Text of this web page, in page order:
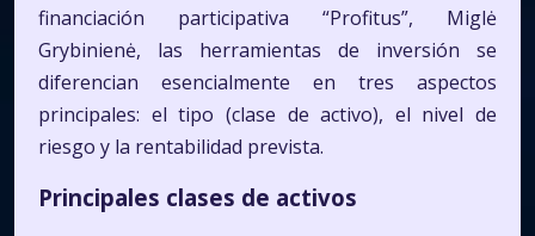
financiación participativa “Profitus”, Miglė
Grybinienė, las herramientas de inversión se
diferencian esencialmente en tres aspectos
principales: el tipo (clase de activo), el nivel de
riesgo y la rentabilidad prevista.
Principales clases de activos